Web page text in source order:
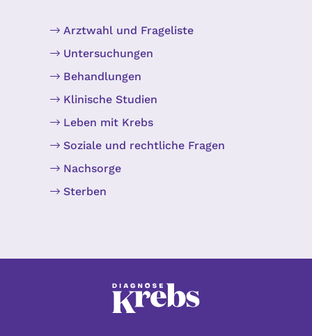
Arztwahl und Frageliste
Untersuchungen
Behandlungen
Klinische Studien
Leben mit Krebs
Soziale und rechtliche Fragen
Nachsorge
Sterben